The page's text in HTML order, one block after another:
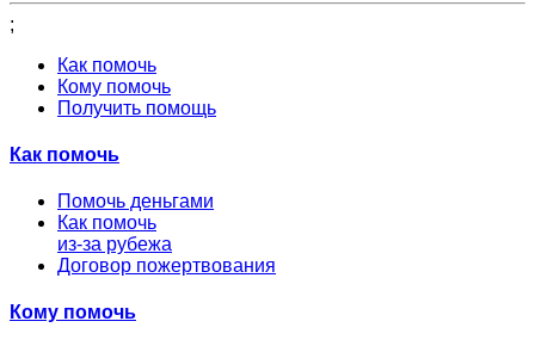
;
Как помочь
Кому помочь
Получить помощь
Как помочь
Помочь деньгами
Как помочь
из-за рубежа
Договор пожертвования
Кому помочь